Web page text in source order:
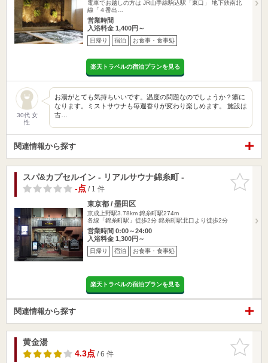
電車でお越しの方は JR山手線駒込駅「東口」 地下鉄南北
線「４番出…
営業時間
入浴料金 1,400円～
日帰り 宿泊 お食事・食事処
楽天トラベルの宿泊プランを見る
30代 女
性
お湯がとても気持ちいいです。温度の問題なのでしょうか？癖に
なります。ミストサウナも毎週香りが変わり楽しめます。 施設は
古…
関連情報から探す
お気に入
りに追加
スパ&カプセルイン - リアルサウナ錦糸町 -
-点/ 1 件
東京都 / 墨田区
京成上野駅3.78km 錦糸町駅274m
各線「錦糸町駅」徒歩2分 錦糸町駅北口より徒歩2分
営業時間 0:00～24:00
入浴料金 1,300円～
日帰り 宿泊 お食事・食事処
楽天トラベルの宿泊プランを見る
関連情報から探す
お気に入
りに追加
黄金湯
4.3点/ 6 件